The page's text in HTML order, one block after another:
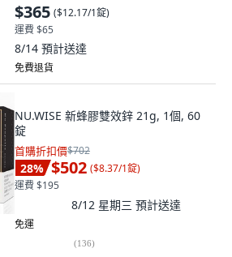
$365 ($12.17/1錠)
運費 $65
8/14 預計送達
免費退貨
NU.WISE 新蜂膠雙效鋅 21g, 1個, 60
錠
首購折扣價$702
28% $502 ($8.37/1錠)
運費 $195
8/12 星期三 預計送達
免運
(136)